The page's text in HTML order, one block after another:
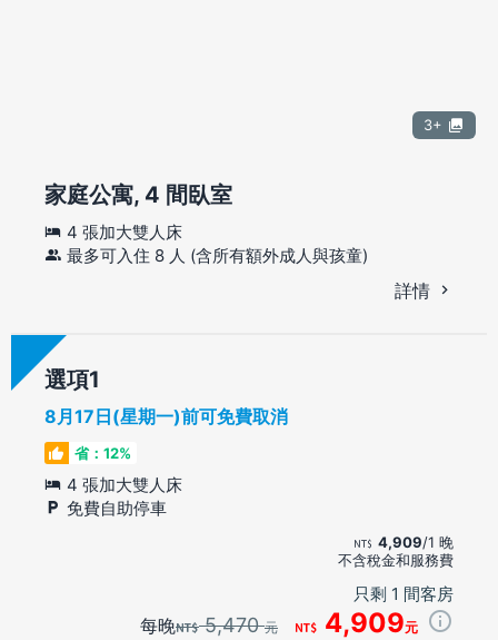
3+
家庭公寓, 4 間臥室
4 張加大雙人床
最多可入住 8 人 (含所有額外成人與孩童)
詳情
選項
8月17日(星期一)前可免費取消
省：12%
4 張加大雙人床
免費自助停車
4,909/1 晚
不含稅金和服務費
只剩 1 間客房
每晚 5,470元 4,909元